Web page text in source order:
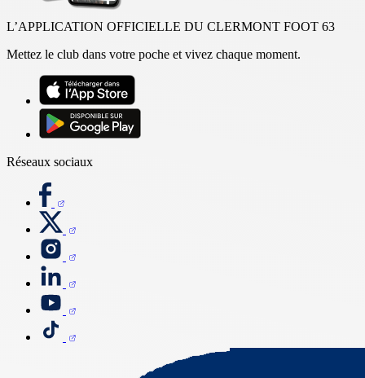
L’APPLICATION OFFICIELLE DU CLERMONT FOOT 63
Mettez le club dans votre poche et vivez chaque moment.
Réseaux sociaux